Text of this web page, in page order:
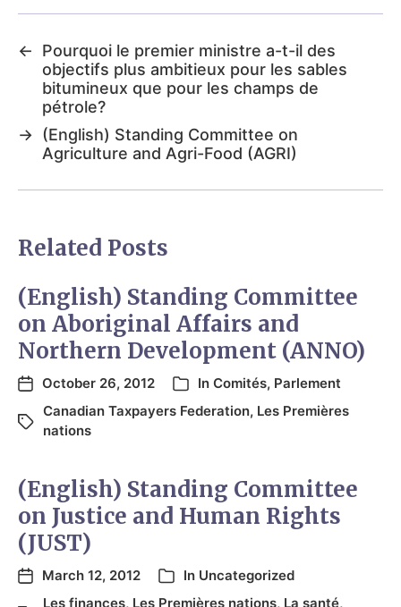
←
Pourquoi le premier ministre a-t-il des
objectifs plus ambitieux pour les sables
bitumineux que pour les champs de
pétrole?
→ (English) Standing Committee on
Agriculture and Agri-Food (AGRI)
Related Posts
(English) Standing Committee
on Aboriginal Affairs and
Northern Development (ANNO)
October 26, 2012 In Comités, Parlement
Canadian Taxpayers Federation, Les Premières
nations
(English) Standing Committee
on Justice and Human Rights
(JUST)
March 12, 2012 In Uncategorized
Les finances, Les Premières nations, La santé,